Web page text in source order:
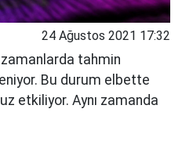
24 Ağustos 2021 17:32
tahmin
Bu durum elbette
etkiliyor. Aynı zamanda